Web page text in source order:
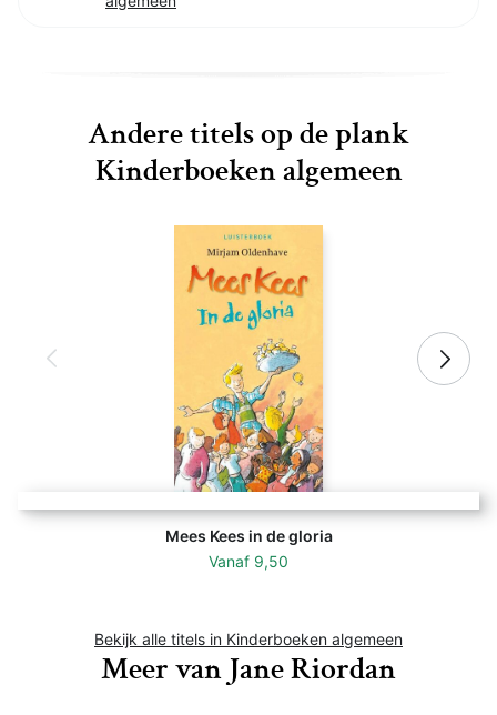
Andere titels op de plank
Kinderboeken algemeen
Mees Kees in de gloria
Vanaf 9,50
Bekijk alle titels in Kinderboeken algemeen
Meer van Jane Riordan